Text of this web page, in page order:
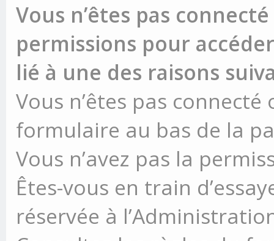
Vous n’êtes pas
permissions pour
lié à une des raisons
Vous n’êtes pas
formulaire au bas de la
Vous n’avez pas la
Êtes-vous en train
réservée à